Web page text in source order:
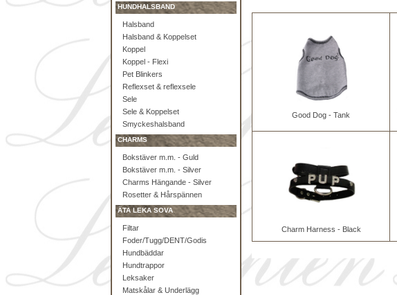
HUNDHALSBAND
Halsband
Halsband & Koppelset
Koppel
Koppel - Flexi
Pet Blinkers
Reflexset & reflexsele
Sele
Sele & Koppelset
Smyckeshalsband
CHARMS
Bokstäver m.m. - Guld
Bokstäver m.m. - Silver
Charms Hängande - Silver
Rosetter & Hårspännen
ÄTA LEKA SOVA
Filtar
Foder/Tugg/DENT/Godis
Hundbäddar
Hundtrappor
Leksaker
Matskålar & Underlägg
Good Dog - Tank
Charm Harness - Black